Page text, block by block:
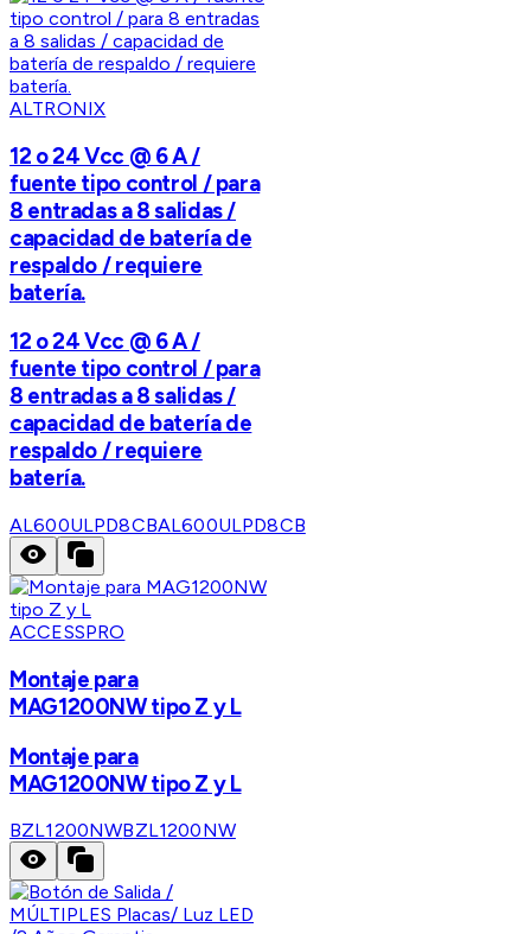
ALTRONIX
12 o 24 Vcc @ 6 A /
fuente tipo control / para
8 entradas a 8 salidas /
capacidad de batería de
respaldo / requiere
batería.
12 o 24 Vcc @ 6 A /
fuente tipo control / para
8 entradas a 8 salidas /
capacidad de batería de
respaldo / requiere
batería.
AL600ULPD8CBAL600ULPD8CB
ACCESSPRO
Montaje para
MAG1200NW tipo Z y L
Montaje para
MAG1200NW tipo Z y L
BZL1200NWBZL1200NW